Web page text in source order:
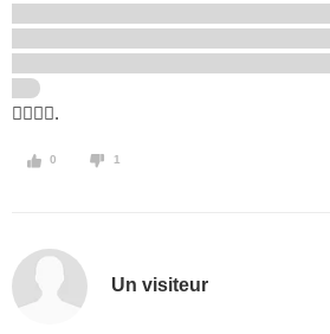
.
0 1
Un visiteur